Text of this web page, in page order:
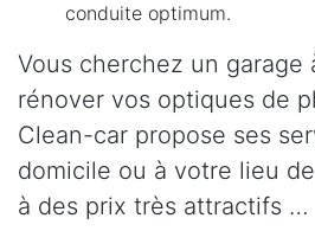
conduite optimum.
Vous cherchez un garage
rénover vos optiques de
Clean-car propose ses
domicile ou à votre lieu
à des prix très attractifs …